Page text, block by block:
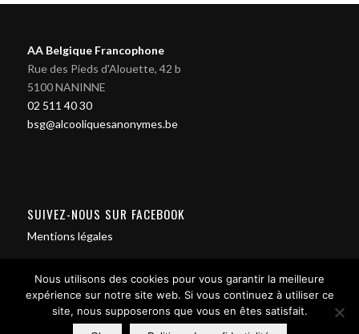
AA Belgique Francophone
Rue des Pieds d'Alouette, 42 b
5100 NANINNE
02 511 40 30
bsg@alcooliquesanonymes.be
SUIVEZ-NOUS SUR FACEBOOK
Mentions légales
Nous utilisons des cookies pour vous garantir la meilleure
expérience sur notre site web. Si vous continuez à utiliser ce
site, nous supposerons que vous en êtes satisfait.
Contact us